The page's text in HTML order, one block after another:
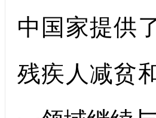
中国家提供
残疾人减贫